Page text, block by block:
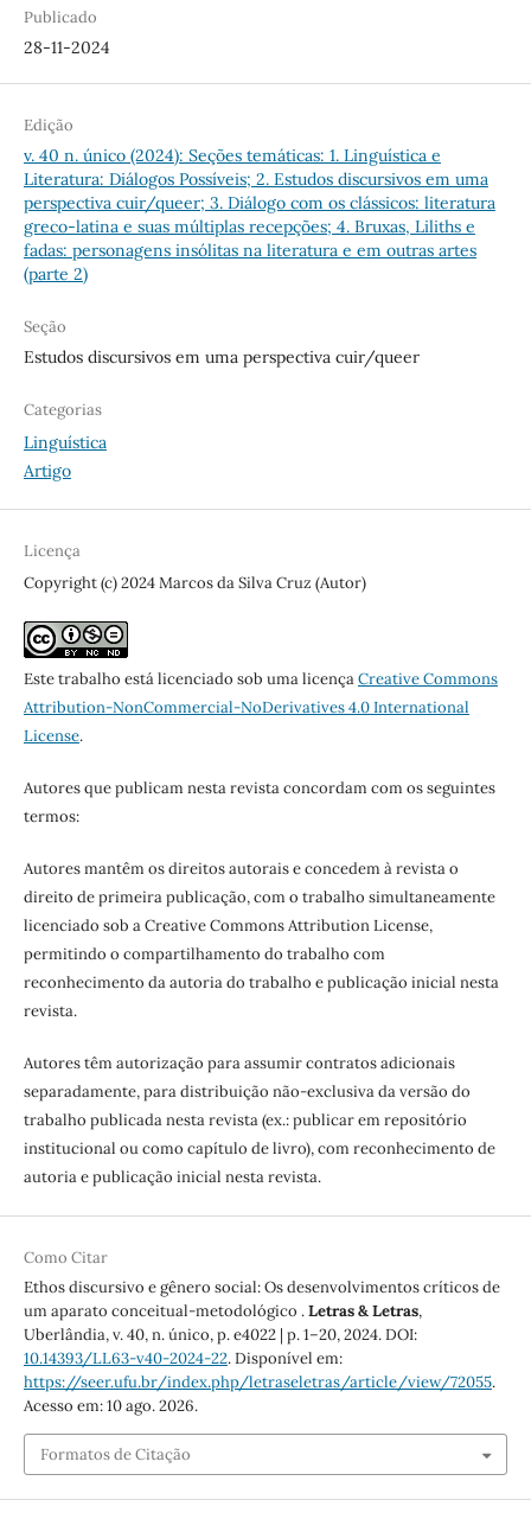
Publicado
28-11-2024
Edição
v. 40 n. único (2024): Seções temáticas: 1. Linguística e
Literatura: Diálogos Possíveis; 2. Estudos discursivos em uma
perspectiva cuir/queer; 3. Diálogo com os clássicos: literatura
greco-latina e suas múltiplas recepções; 4. Bruxas, Liliths e
fadas: personagens insólitas na literatura e em outras artes
(parte 2)
Seção
Estudos discursivos em uma perspectiva cuir/queer
Categorias
Linguística
Artigo
Licença
Copyright (c) 2024 Marcos da Silva Cruz (Autor)
Este trabalho está licenciado sob uma licençaCreative Commons
Attribution-NonCommercial-NoDerivatives 4.0 International
License.
Autores que publicam nesta revista concordam com os seguintes
termos:
Autores mantêm os direitos autorais e concedem à revista o
direito de primeira publicação, com o trabalho simultaneamente
licenciado sob a Creative Commons Attribution License,
permitindo o compartilhamento do trabalho com
reconhecimento da autoria do trabalho e publicação inicial nesta
revista.
Autores têm autorização para assumir contratos adicionais
separadamente, para distribuição não-exclusiva da versão do
trabalho publicada nesta revista (ex.: publicar em repositório
institucional ou como capítulo de livro), com reconhecimento de
autoria e publicação inicial nesta revista.
Como Citar
Ethos discursivo e gênero social: Os desenvolvimentos críticos de
um aparato conceitual-metodológico .Letras & Letras,
Uberlândia, v. 40, n. único, p. e4022 | p. 1–20, 2024. DOI:
10.14393/LL63-v40-2024-22. Disponível em:
https://seer.ufu.br/index.php/letraseletras/article/view/72055.
Acesso em: 10 ago. 2026.
Formatos de Citação